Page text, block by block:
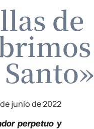
de
junio de 2022
perpetuo y